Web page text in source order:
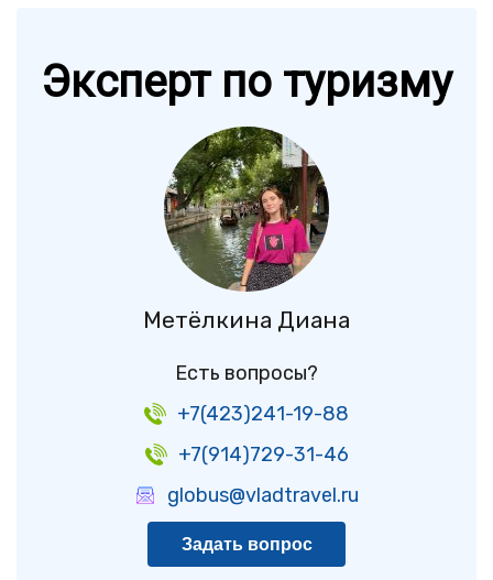
Эксперт по туризму
Метёлкина Диана
Есть вопросы?
+7(423)241-19-88
+7(914)729-31-46
globus@vladtravel.ru
Задать вопрос